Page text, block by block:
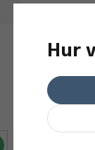
293,75
3-7
Hur